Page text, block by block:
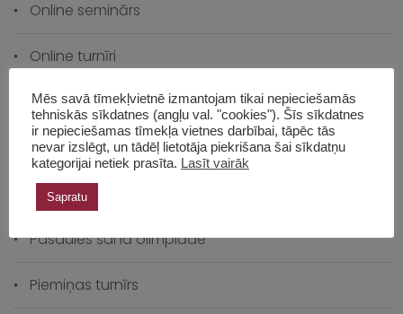
Online seminārs
Online turnīri
Panākumi ārzemēs
Pasākumi
Pasaules čempionāts
Pasaules šaha olimpiāde
Piemiņas turnīrs
Mēs savā tīmekļvietnē izmantojam tikai nepieciešamās
tehniskās sīkdatnes (angļu val. "cookies"). Šīs sīkdatnes
ir nepieciešamas tīmekļa vietnes darbībai, tāpēc tās
nevar izslēgt, un tādēļ lietotāja piekrišana šai sīkdatņu
kategorijai netiek prasīta. Lasīt vairāk
Sapratu